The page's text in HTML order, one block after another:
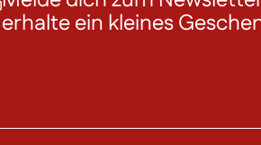
erhalte ein kleines